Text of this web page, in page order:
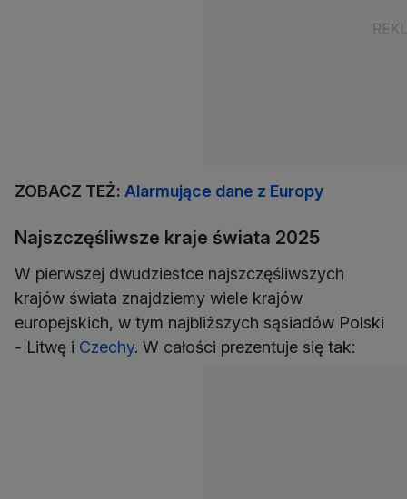
ZOBACZ TEŻ: Alarmujące dane z Europy
Najszczęśliwsze kraje świata 2025
W pierwszej dwudziestce najszczęśliwszych
krajów świata znajdziemy wiele krajów
europejskich, w tym najbliższych sąsiadów Polski
- Litwę i Czechy. W całości prezentuje się tak: